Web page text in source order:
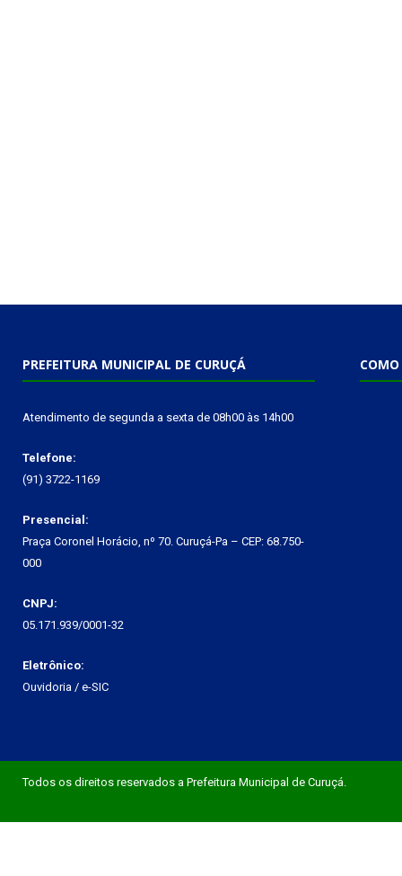
PREFEITURA MUNICIPAL DE CURUÇÁ
Atendimento de segunda a sexta de 08h00 às 14h00
Telefone:
(91) 3722-1169
Presencial:
Praça Coronel Horácio, nº 70. Curuçá-Pa – CEP: 68.750-
000
CNPJ:
05.171.939/0001-32
Eletrônico:
Ouvidoria / e-SIC
COMO
Todos os direitos reservados a Prefeitura Municipal de Curuçá.